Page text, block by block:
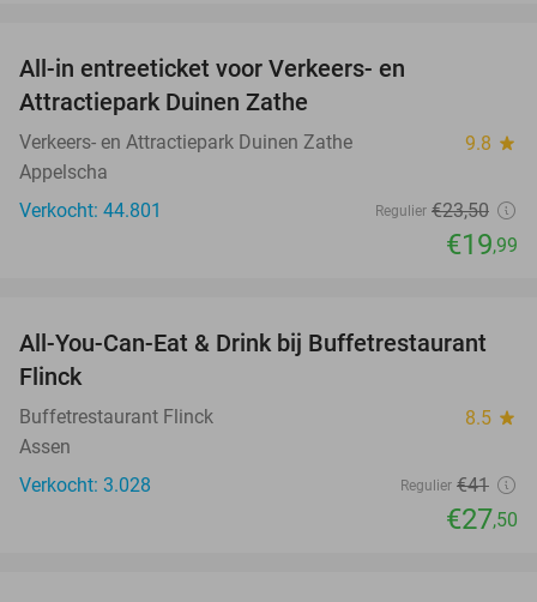
All-in entreeticket voor Verkeers- en
Attractiepark Duinen Zathe
Verkeers- en Attractiepark Duinen Zathe 9.8 star
Appelscha
Verkocht: 44.801
Regulier €23,50
€19,99
33%
All-You-Can-Eat & Drink bij Buffetrestaurant
Flinck
Buffetrestaurant Flinck 8.5 star
Assen
Verkocht: 3.028
Regulier €41
€27,50